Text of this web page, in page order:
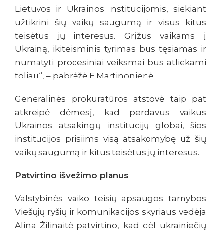
Lietuvos ir Ukrainos institucijomis, siekiant
užtikrini šių vaikų saugumą ir visus kitus
teisėtus jų interesus. Grįžus vaikams į
Ukrainą, ikiteisminis tyrimas bus tęsiamas ir
numatyti procesiniai veiksmai bus atliekami
toliau“, – pabrėžė E.Martinonienė.
Generalinės prokuratūros atstovė taip pat
atkreipė dėmesį, kad perdavus vaikus
Ukrainos atsakingų institucijų globai, šios
institucijos prisiims visą atsakomybę už šių
vaikų saugumą ir kitus teisėtus jų interesus.
Patvirtino išvežimo planus
Valstybinės vaiko teisių apsaugos tarnybos
Viešųjų ryšių ir komunikacijos skyriaus vedėja
Alina Žilinaitė patvirtino, kad dėl ukrainiečių